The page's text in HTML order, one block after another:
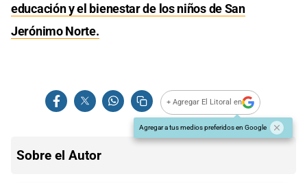
educación y el bienestar de los niños de San
Jerónimo Norte.
+ Agregar El Litoral en
Agregar a tus medios preferidos en Google
Sobre el Autor